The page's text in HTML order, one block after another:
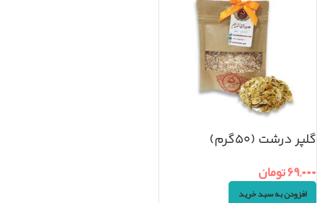
گلپر درشت (۵۰گرم)
۶۹,۰۰۰تومان
افزودن به سبد خرید